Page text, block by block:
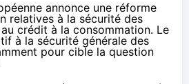
annonce une réforme
relatives à la sécurité des
crédit à la consommation. Le
à la sécurité générale des
pour cible la question